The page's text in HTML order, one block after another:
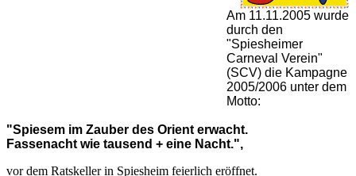
Am 11.11.2005 wurde
durch den
"Spiesheimer
Carneval Verein"
(SCV) die Kampagne
2005/2006 unter dem
Motto:
"Spiesem im Zauber des Orient erwacht.
Fassenacht wie tausend + eine Nacht.",
vor dem Ratskeller in Spiesheim feierlich eröffnet.